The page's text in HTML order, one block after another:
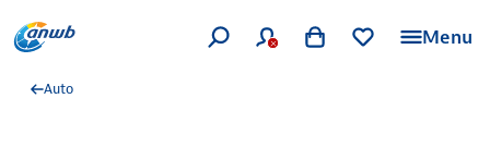
Menu
Auto